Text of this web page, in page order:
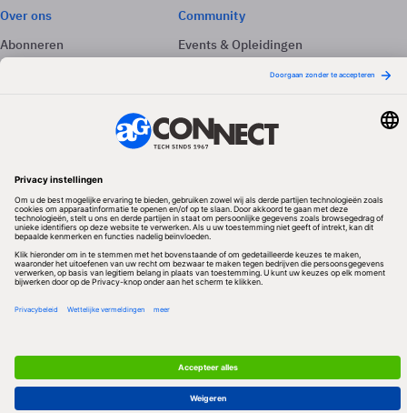
Over ons
Abonneren
Adverteren
Community
Events & Opleidingen
Volg ons
Redactionele partner
Algemene Voorwaarden & Copyrights